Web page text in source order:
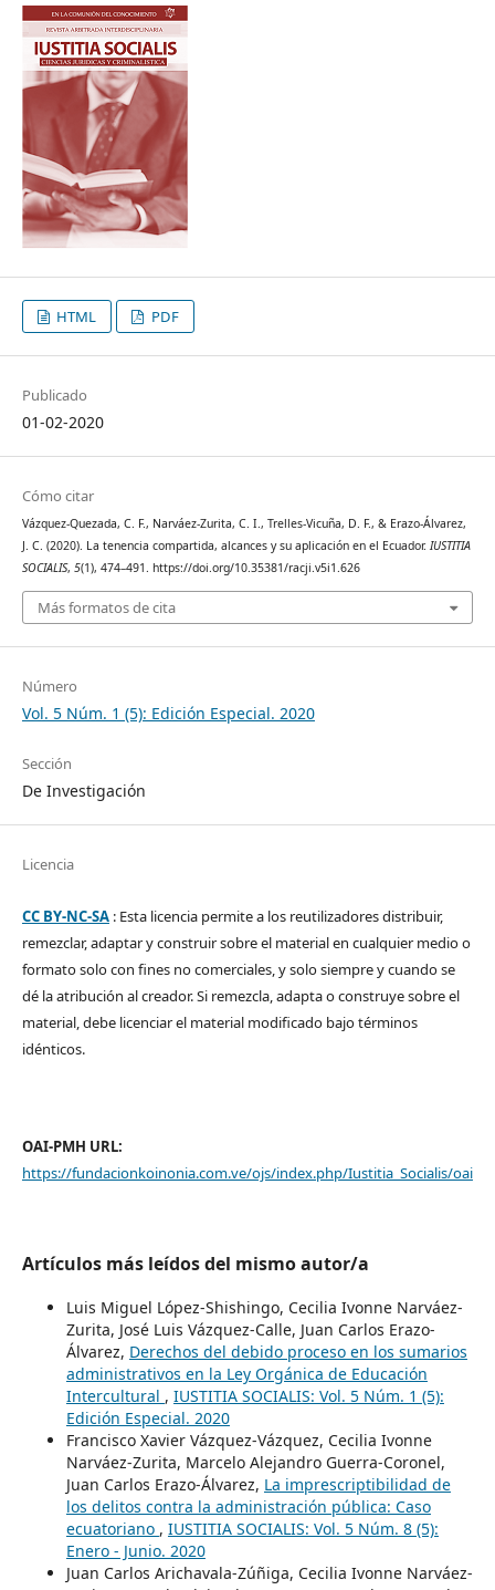
HTML PDF
Publicado
01-02-2020
Cómo citar
Vázquez-Quezada, C. F., Narváez-Zurita, C. I., Trelles-Vicuña, D. F., & Erazo-Álvarez,
J. C. (2020). La tenencia compartida, alcances y su aplicación en el Ecuador. IUSTITIA
SOCIALIS, 5(1), 474–491. https://doi.org/10.35381/racji.v5i1.626
Más formatos de cita
Número
Vol. 5 Núm. 1 (5): Edición Especial. 2020
Sección
De Investigación
Licencia
CC BY-NC-SA: Esta licencia permite a los reutilizadores distribuir,
remezclar, adaptar y construir sobre el material en cualquier medio o
formato solo con fines no comerciales, y solo siempre y cuando se
dé la atribución al creador. Si remezcla, adapta o construye sobre el
material, debe licenciar el material modificado bajo términos
idénticos.
OAI-PMH URL:
https://fundacionkoinonia.com.ve/ojs/index.php/Iustitia_Socialis/oai
Artículos más leídos del mismo autor/a
Luis Miguel López-Shishingo, Cecilia Ivonne Narváez-
Zurita, José Luis Vázquez-Calle, Juan Carlos Erazo-
Álvarez, Derechos del debido proceso en los sumarios
administrativos en la Ley Orgánica de Educación
Intercultural , IUSTITIA SOCIALIS: Vol. 5 Núm. 1 (5):
Edición Especial. 2020
Francisco Xavier Vázquez-Vázquez, Cecilia Ivonne
Narváez-Zurita, Marcelo Alejandro Guerra-Coronel,
Juan Carlos Erazo-Álvarez, La imprescriptibilidad de
los delitos contra la administración pública: Caso
ecuatoriano , IUSTITIA SOCIALIS: Vol. 5 Núm. 8 (5):
Enero - Junio. 2020
Juan Carlos Arichavala-Zúñiga, Cecilia Ivonne Narváez-